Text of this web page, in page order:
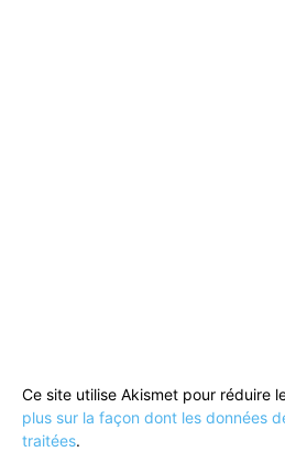
Ce site utilise Akismet pour réduire
plus sur la façon dont les données
traitées.